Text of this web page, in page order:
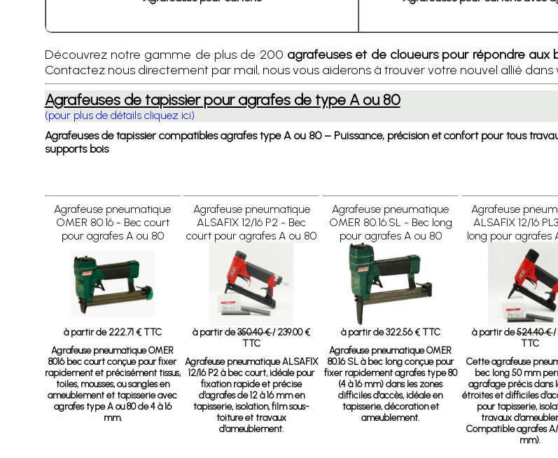
Découvrez notre gamme de plus de 200 agrafeuses et de cloueurs pour répondre aux
Contactez nous directement par mail, nous vous aiderons à trouver votre nouvel allié dans
Agrafeuses de tapissier pour agrafes de type A ou 80
(pour plus de détails cliquez ici)
Agrafeuses de tapissier compatibles agrafes type A ou 80 – Puissance, précision et confort pour tous
supports bois
Agrafeuse pneumatique
OMER 80.16 - Bec court
pour agrafes A ou 80
à partir de 222.71 € TTC
Agrafeuse pneumatique OMER
8016 bec courtconçue pour fixer
rapidement et précisément tissus,
toiles, mousses, ou sangles en
ameublement et tapisserie avec
agrafes type A ou 80 de 4 à 16
mm.
Agrafeuse pneumatique
ALSAFIX 12/16 P2 - Bec
court pour agrafes A ou 80
à partir de350.40 €/ 239.00 €
TTC
Agrafeuse pneumatique ALSAFIX
12/16 P2 à bec court, idéale pour
fixation rapide et précise
d’agrafes de 12 à 16 mm en
tapisserie, isolation, film sous-
toiture et travaux
d’ameublement.
Agrafeuse pneumatique
OMER 80.16.SL - Bec long
pour agrafes A ou 80
à partir de 322.56 € TTC
Agrafeuse pneumatique OMER
80.16 SL à bec longconçue pour
fixer rapidement agrafes type 80
(4 à 16 mm) dans les zones
difficiles d'accès, idéale en
tapisserie, décoration et
ameublement.
Agrafeuse
ALSAFIX 12/16
long pour agrafes
à partir de524.40 €/
TTC
Cette agrafeuse
bec long 50 mm
agrafage précis dans
étroites et difficiles
pour tapisserie,
travaux
Compatible agrafes A/
mm).